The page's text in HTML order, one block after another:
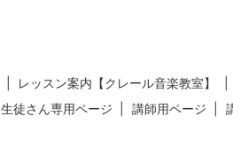
レッスン案内【クレール音楽教室】
生徒さん専用ページ 講師用ページ